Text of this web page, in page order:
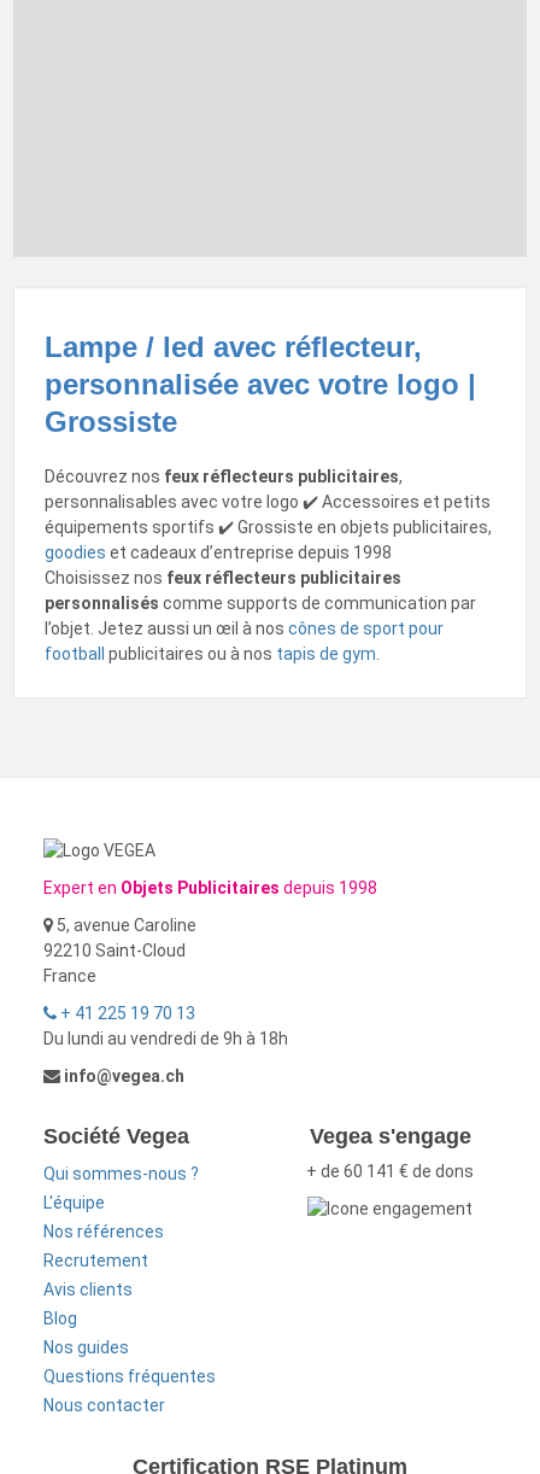
Lampe / led avec réflecteur,
personnalisée avec votre logo |
Grossiste
Découvrez nos feux réflecteurs publicitaires,
personnalisables avec votre logo ✔️ Accessoires et petits
équipements sportifs ✔️ Grossiste en objets publicitaires,
goodies et cadeaux d’entreprise depuis 1998
Choisissez nos feux réflecteurs publicitaires
personnalisés comme supports de communication par
l’objet. Jetez aussi un œil à noscônes de sport pour
football publicitaires ou à nos tapis de gym
Expert en Objets Publicitaires depuis 1998
5, avenue Caroline
92210 Saint-Cloud
France
+ 41 225 19 70 13
Du lundi au vendredi de 9h à 18h
info@vegea.ch
Société Vegea
Qui sommes-nous ?
L'équipe
Nos références
Recrutement
Avis clients
Blog
Nos guides
Questions fréquentes
Nous contacter
Vegea s'engage
+ de 60 141 € de dons
Certification RSE Platinum